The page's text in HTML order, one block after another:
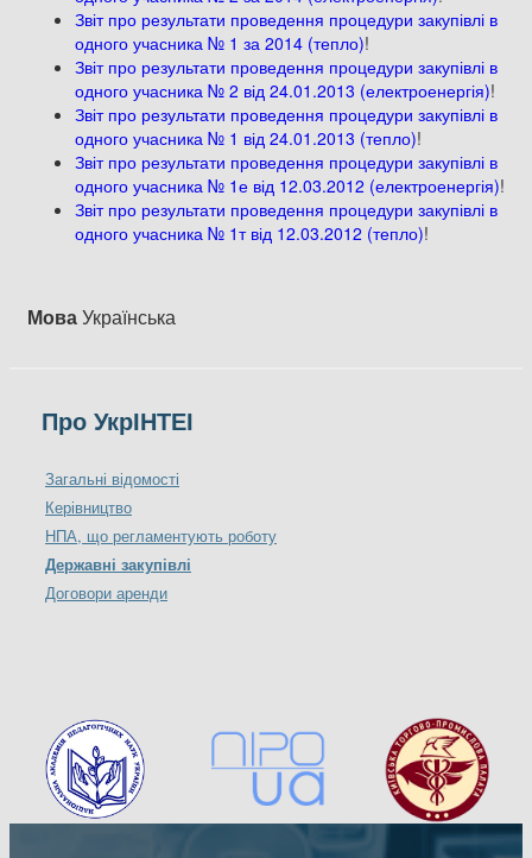
Звіт про результати проведення процедури закупівлі в
одного учасника № 1 за 2014 (тепло)!
Звіт про результати проведення процедури закупівлі в
одного учасника № 2 від 24.01.2013 (електроенергія)!
Звіт про результати проведення процедури закупівлі в
одного учасника № 1 від 24.01.2013 (тепло)!
Звіт про результати проведення процедури закупівлі в
одного учасника № 1е від 12.03.2012 (електроенергія)!
Звіт про результати проведення процедури закупівлі в
одного учасника № 1т від 12.03.2012 (тепло)!
МоваУкраїнська
Про УкрІНТЕІ
Загальні відомості
Керівництво
НПА, що регламентують роботу
Державні закупівлі
Договори аренди